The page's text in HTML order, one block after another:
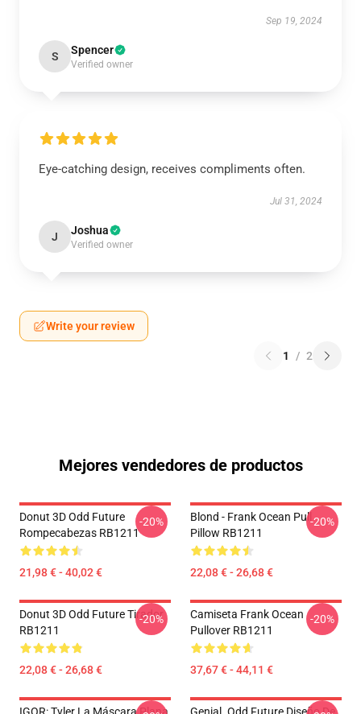
Sep 19, 2024
S Spencer
Verified owner
Eye-catching design, receives compliments often.
Jul 31, 2024
J Joshua
Verified owner
Write your review
1 / 2
Mejores vendedores de productos
Donut 3D Odd Future
Rompecabezas RB1211
21,98 € - 40,02 €
-20%
Blond - Frank Ocean Pull
Pillow RB1211
22,08 € - 26,68 €
-20%
Donut 3D Odd Future Tirador
RB1211
22,08 € - 26,68 €
-20%
Camiseta Frank Ocean
Pullover RB1211
37,67 € - 44,11 €
-20%